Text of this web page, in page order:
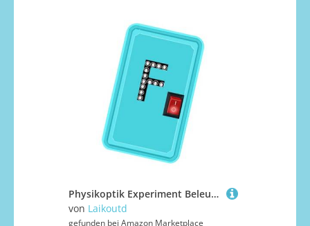
Physikoptik Experiment Beleuchtungsvorrichtung Lichtreflexion Brechung Demonstration Gerät Zum Unterrichten Von Demonstrationen Zinkplattierte Eisenkomponenten
von Laikoutd
gefunden bei Amazon Marketplace